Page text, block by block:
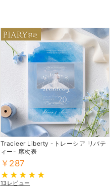
Tracieer Liberty -トレーシア リバテ
ィー- 席次表
￥287
13レビュー